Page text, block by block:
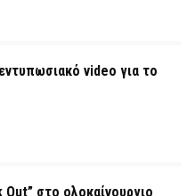
video για το
στο ολοκαίνουργιο